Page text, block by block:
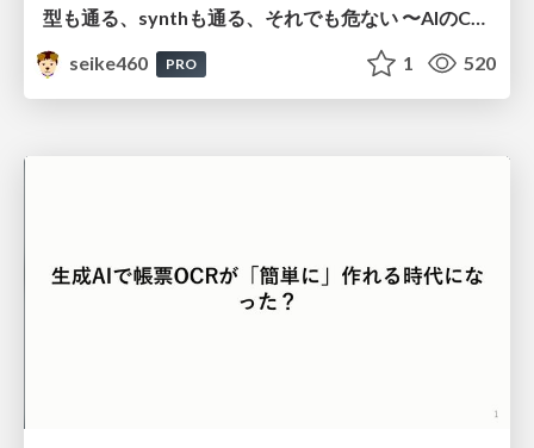
型も通る、synthも通る、それでも危ない 〜AIのCDKの権限とコストを機械で検証する〜 / It Passes Type Checks, It Passes Synth Checks, but It’s Still Risky — Automatically Verifying Permissions and Costs in AI’s CDK —
seike460
PRO 1 520